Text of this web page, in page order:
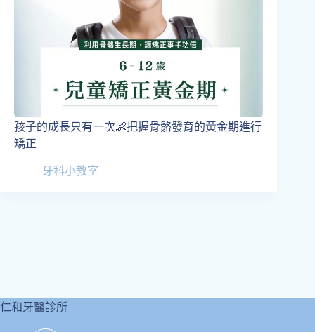
孩子的成長只有一次👶把握骨骼發育的黃金期進行
矯正
牙科小教室
仁和牙醫診所